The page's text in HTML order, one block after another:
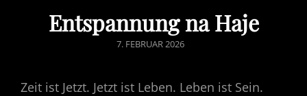
Entspannung na Haje
POSTED
7. FEBRUAR 2026
Zeit ist Jetzt. Jetzt ist Leben. Leben ist Sein.